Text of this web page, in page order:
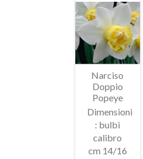
Anteprima
Narciso
Doppio
Popeye
Dimensioni
: bulbi
calibro
cm 14/16